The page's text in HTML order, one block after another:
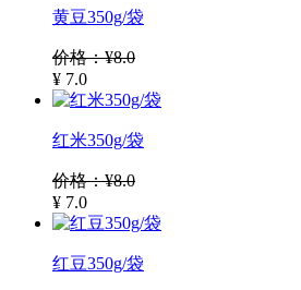
黄豆350g/袋
价格：¥8.0
¥ 7.0
红米350g/袋
价格：¥8.0
¥ 7.0
红豆350g/袋